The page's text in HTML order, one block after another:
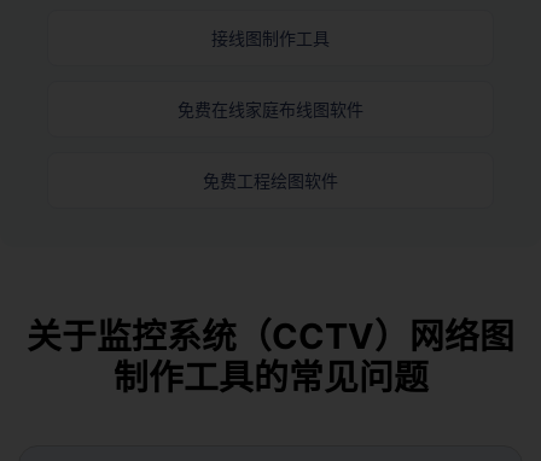
接线图制作工具
免费在线家庭布线图软件
免费工程绘图软件
关于监控系统（CCTV）网络图
制作工具的常见问题